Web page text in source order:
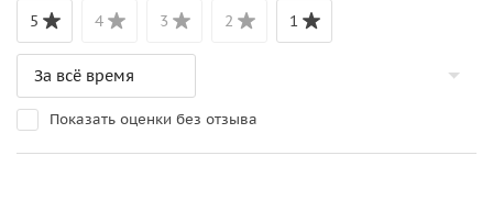
5 4 3 2 1
Показать оценки без отзыва